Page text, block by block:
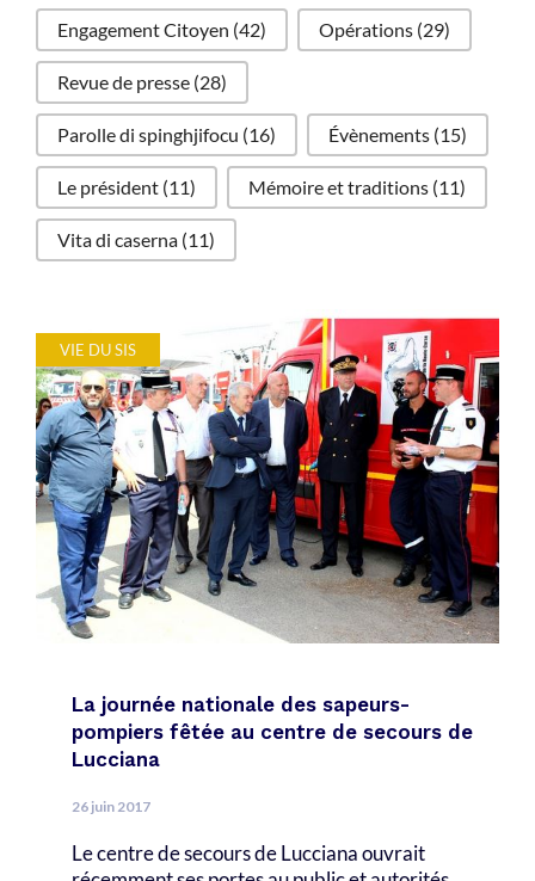
Engagement Citoyen (42) Opérations (29)
Revue de presse (28)
Parolle di spinghjifocu (16) Évènements (15)
Le président (11) Mémoire et traditions (11)
Vita di caserna (11)
VIE DU SIS
La journée nationale des sapeurs-
pompiers fêtée au centre de secours de
Lucciana
26 juin 2017
Le centre de secours de Lucciana ouvrait